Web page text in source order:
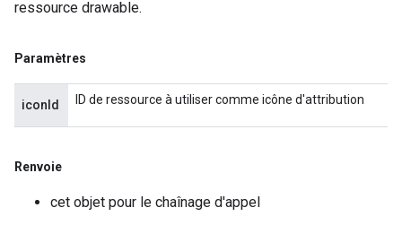
ressource drawable.
Paramètres
iconId ID de ressource à utiliser comme icône d'attribution
Renvoie
cet objet pour le chaînage d'appel